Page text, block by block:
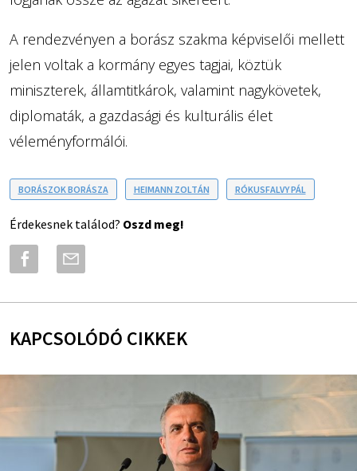
A rendezvényen a borász szakma képviselői mellett
jelen voltak a kormány egyes tagjai, köztük
miniszterek, államtitkárok, valamint nagykövetek,
diplomaták, a gazdasági és kulturális élet
véleményformálói.
BORÁSZOK BORÁSZA HEIMANN ZOLTÁN RÓKUSFALVY PÁL
Érdekesnek találod? Oszd meg!
KAPCSOLÓDÓ CIKKEK